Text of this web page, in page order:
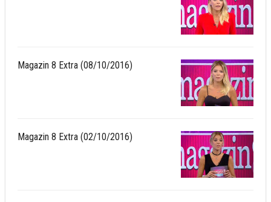
Magazin 8 Extra (08/10/2016)
Magazin 8 Extra (02/10/2016)